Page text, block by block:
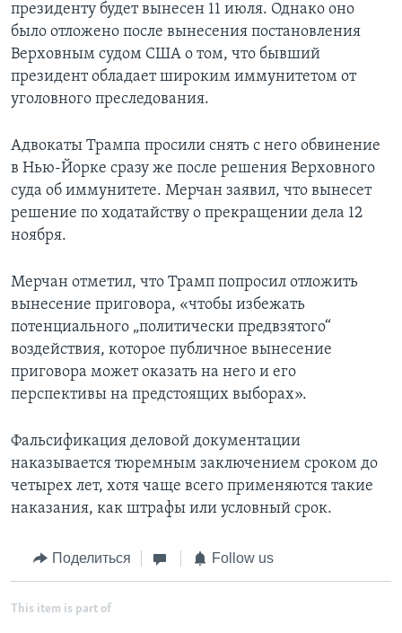
президенту будет вынесен 11 июля. Однако оно
было отложено после вынесения постановления
Верховным судом США о том, что бывший
президент обладает широким иммунитетом от
уголовного преследования.
Адвокаты Трампа просили снять с него обвинение
в Нью-Йорке сразу же после решения Верховного
суда об иммунитете. Мерчан заявил, что вынесет
решение по ходатайству о прекращении дела 12
ноября.
Мерчан отметил, что Трамп попросил отложить
вынесение приговора, «чтобы избежать
потенциального „политически предвзятого“
воздействия, которое публичное вынесение
приговора может оказать на него и его
перспективы на предстоящих выборах».
Фальсификация деловой документации
наказывается тюремным заключением сроком до
четырех лет, хотя чаще всего применяются такие
наказания, как штрафы или условный срок.
Поделиться Follow us
This item is part of